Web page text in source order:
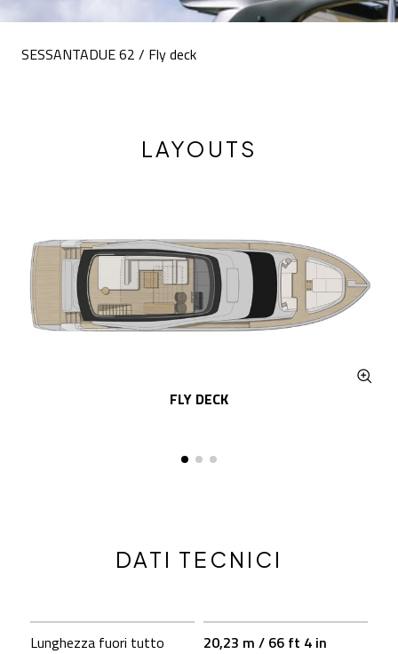
SESSANTADUE 62 / Fly deck
LAYOUTS
FLY DECK
DATI TECNICI
Lunghezza fuori tutto
20,23 m / 66 ft 4 in